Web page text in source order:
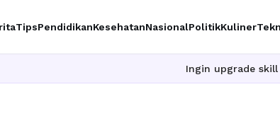
TipsPendidikanKesehatanNasionalPolitikKuliner
Ingin upgrade skill